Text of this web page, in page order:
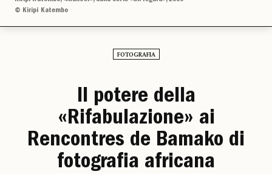
© Kiripi Katembo
FOTOGRAFIA
Il potere della
«Rifabulazione» ai
Rencontres de Bamako di
fotografia africana